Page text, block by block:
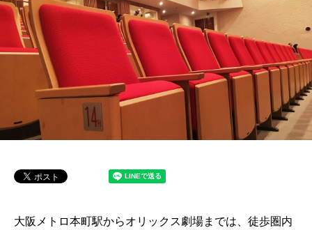
大阪メトロ本町駅からオリックス劇場までは、徒歩圏内